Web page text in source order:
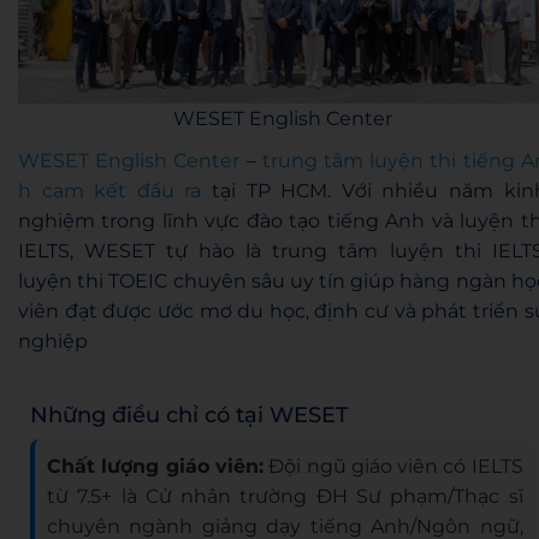
WESET English Center
WESET English Center – trung tâm luyện thi tiếng
h cam kết đầu ra tại TP HCM. Với nhiều năm
nghiệm trong lĩnh vực đào tạo tiếng Anh và luyện
IELTS, WESET tự hào là trung tâm luyện thi
luyện thi TOEIC chuyên sâu uy tín giúp hàng ngàn
viên đạt được ước mơ du học, định cư và phát triển
nghiệp
Những điều chỉ có tại WESET
Chất lượng giáo viên:Đội ngũ giáo viên có IELTS
từ 7.5+ là Cử nhân trường ĐH Sư phạm/Thạc sĩ
chuyên ngành giảng dạy tiếng Anh/Ngôn ngữ,